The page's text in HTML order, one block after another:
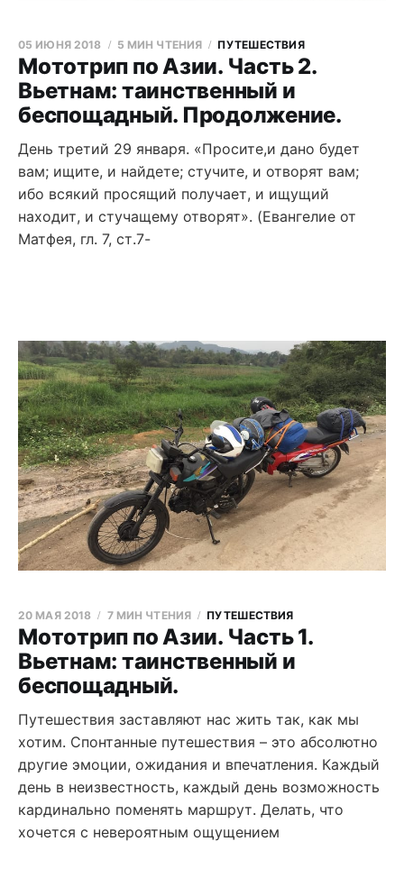
Мототрип по Азии. Часть 2.
Вьетнам: таинственный и
беспощадный. Продолжение.
05 ИЮНЯ 2018 5 МИН ЧТЕНИЯ ПУТЕШЕСТВИЯ
День третий 29 января. «Просите,и дано будет
вам; ищите, и найдете; стучите, и отворят вам;
ибо всякий просящий получает, и ищущий
находит, и стучащему отворят». (Евангелие от
Матфея, гл. 7, ст.7-
Мототрип по Азии. Часть 1.
Вьетнам: таинственный и
беспощадный.
20 МАЯ 2018 7 МИН ЧТЕНИЯ ПУТЕШЕСТВИЯ
Путешествия заставляют нас жить так, как мы
хотим. Спонтанные путешествия – это абсолютно
другие эмоции, ожидания и впечатления. Каждый
день в неизвестность, каждый день возможность
кардинально поменять маршрут. Делать, что
хочется с невероятным ощущением